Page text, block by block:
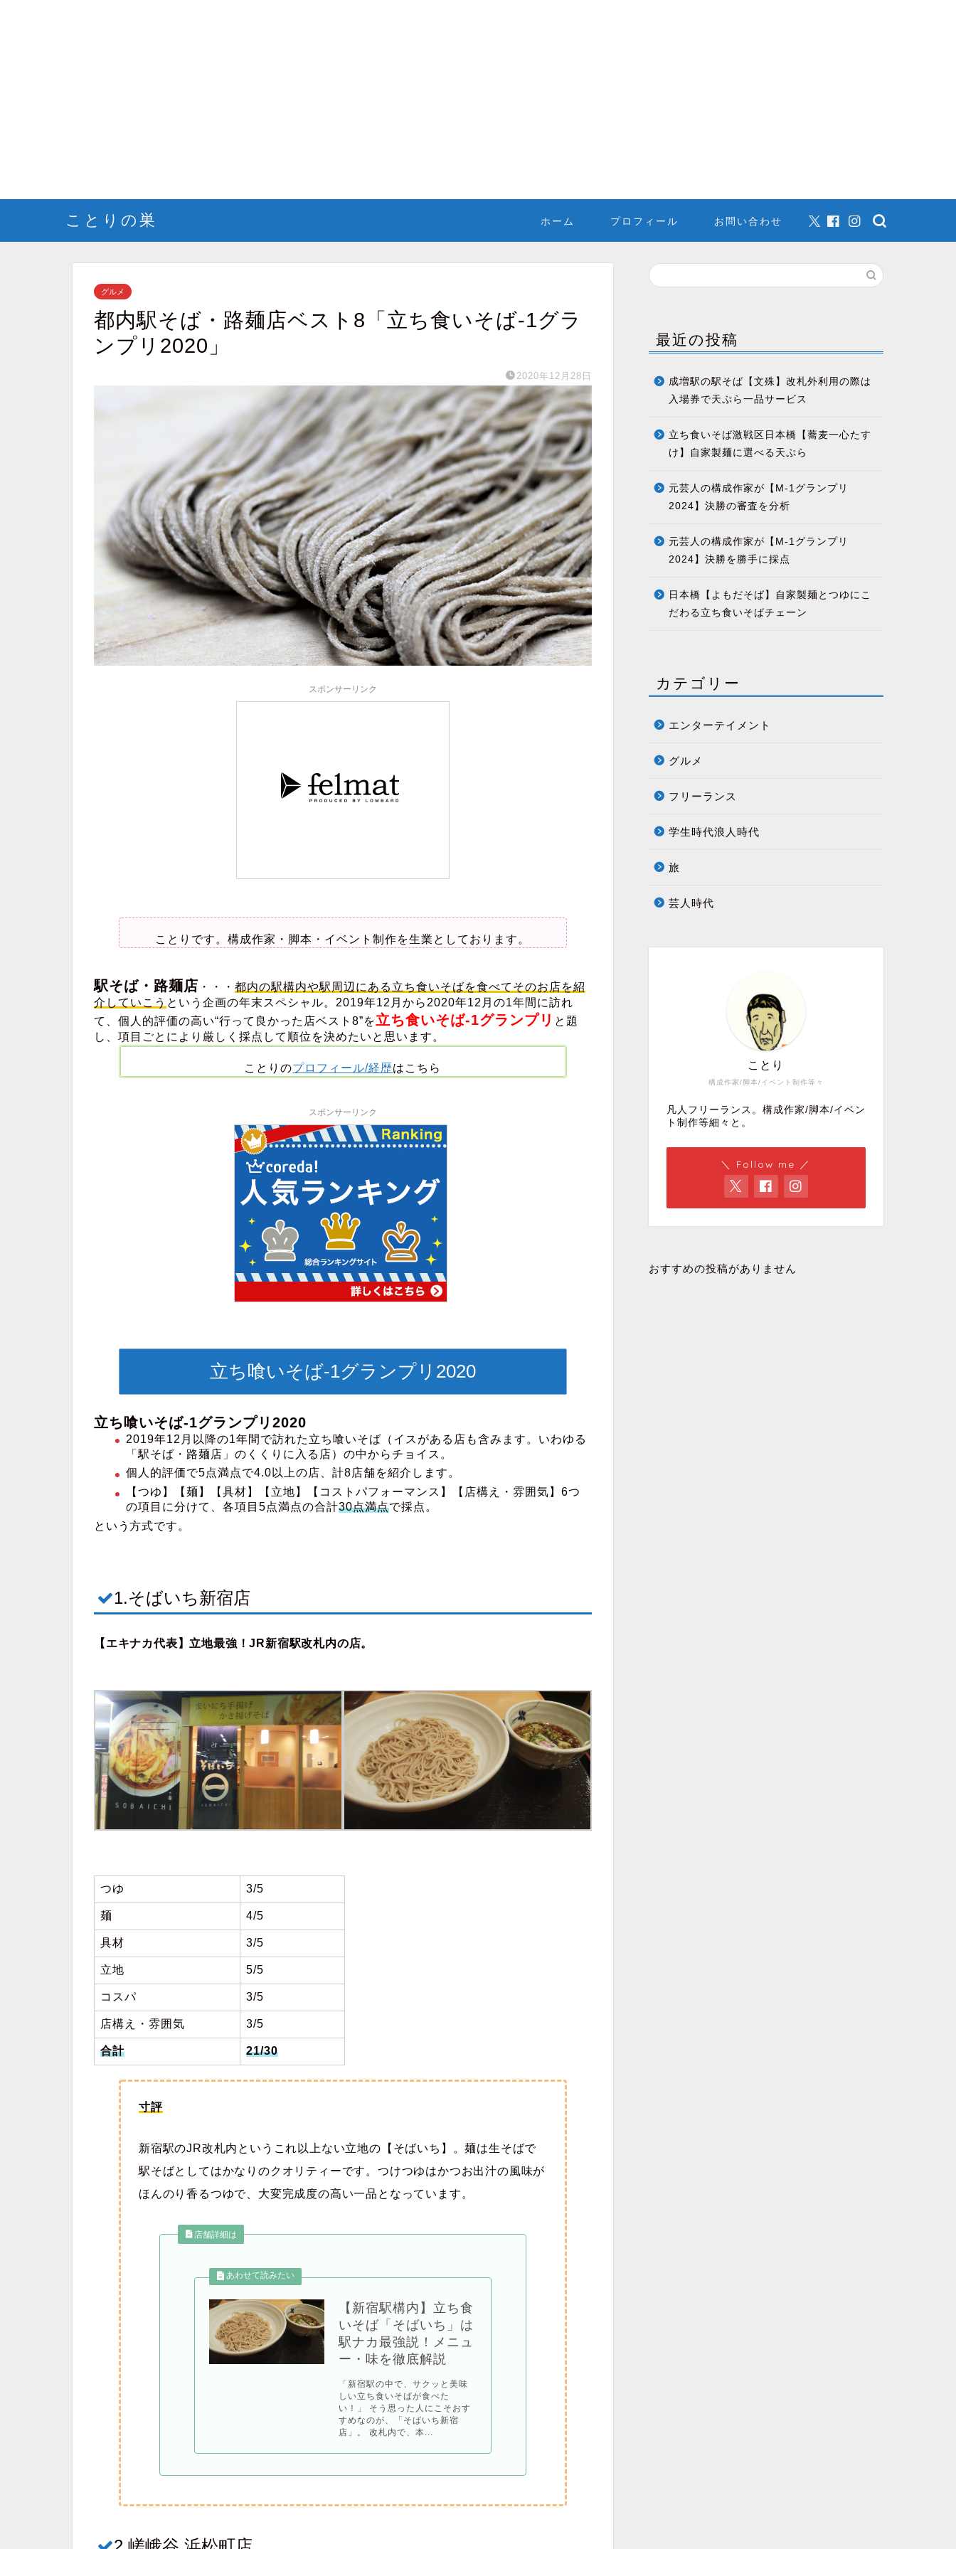
ことりの巣 ホーム プロフィール お問い合わせ
グルメ
都内駅そば・路麺店ベスト8「立ち食いそば-1グラ
ンプリ2020」
2020年12月28日
スポンサーリンク
ことりです。構成作家・脚本・イベント制作を生業としております。
駅そば・路麺店 ・・・ 都内の駅構内や駅周辺にある立ち食いそばを食べてそのお店を紹
介していこう という企画の年末スペシャル。2019年12月から2020年12月の1年間に訪れ
て、個人的評価の高い“行って良かった店ベスト8”を立ち食いそば-1グランプリ と題
し、項目ごとにより厳しく採点して順位を決めたいと思います。
ことりのプロフィール/経歴はこちら
スポンサーリンク
立ち喰いそば-1グランプリ2020
立ち喰いそば-1グランプリ2020
2019年12月以降の1年間で訪れた立ち喰いそば（イスがある店も含みます。いわゆる
「駅そば・路麺店」のくくりに入る店）の中からチョイス。
個人的評価で5点満点で4.0以上の店、計8店舗を紹介します。
【つゆ】【麺】【具材】【立地】【コストパフォーマンス】【店構え・雰囲気】6つ
の項目に分けて、各項目5点満点の合計30点満点で採点。
という方式です。
1.そばいち新宿店
【エキナカ代表】立地最強！JR新宿駅改札内の店。
つゆ 3/5
麺 4/5
具材 3/5
立地 5/5
コスパ 3/5
店構え・雰囲気 3/5
合計 21/30
寸評
新宿駅のJR改札内というこれ以上ない立地の【そばいち】。麺は生そばで
駅そばとしてはかなりのクオリティーです。つけつゆはかつお出汁の風味が
ほんのり香るつゆで、大変完成度の高い一品となっています。
店舗詳細は
【新宿駅構内】立ち食
いそば「そばいち」は
駅ナカ最強説！メニュ
ー・味を徹底解説
「新宿駅の中で、サクッと美味
しい立ち食いそばが食べた
い！」 そう思った人にこそおす
すめなのが、「そばいち新宿
店」。 改札内で、本...
最近の投稿
成増駅の駅そば【文殊】改札外利用の際は
入場券で天ぷら一品サービス
立ち食いそば激戦区日本橋【蕎麦一心たす
け】自家製麺に選べる天ぷら
元芸人の構成作家が【M-1グランプリ
2024】決勝の審査を分析
元芸人の構成作家が【M-1グランプリ
2024】決勝を勝手に採点
日本橋【よもだそば】自家製麺とつゆにこ
だわる立ち食いそばチェーン
カテゴリー
エンターテイメント
グルメ
フリーランス
学生時代浪人時代
旅
芸人時代
構成作家/脚本/イベント制作等々
ことり
凡人フリーランス。構成作家/脚本/イベン
ト制作等細々と。
＼ Follow me ／
おすすめの投稿がありません